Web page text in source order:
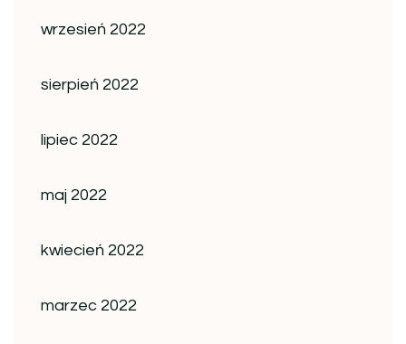
wrzesień 2022
sierpień 2022
lipiec 2022
maj 2022
kwiecień 2022
marzec 2022